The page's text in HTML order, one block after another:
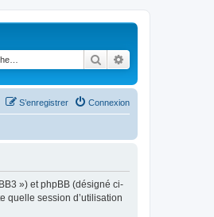
Rechercher
Connexion
S’enregistrer
») et phpBB (désigné ci-
quelle session d’utilisation